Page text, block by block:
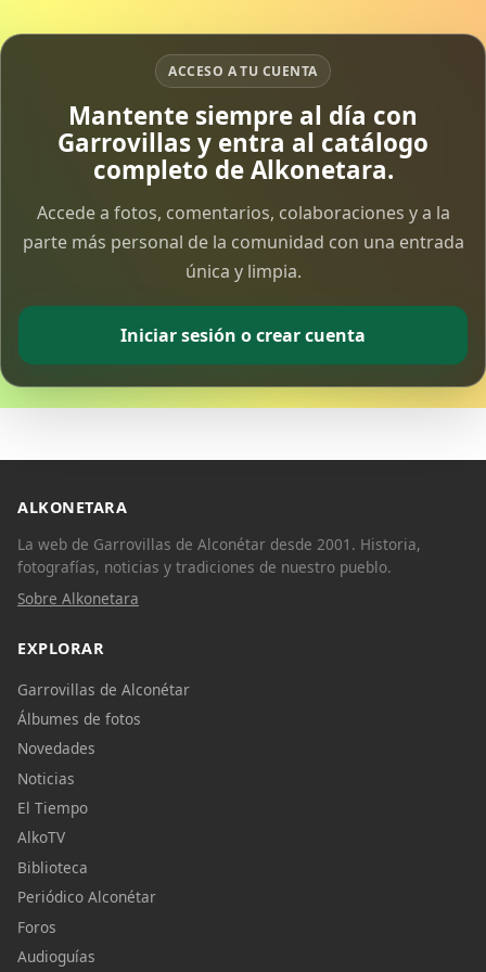
ACCESO A TU CUENTA
Mantente siempre al día con
Garrovillas y entra al catálogo
completo de Alkonetara.
Accede a fotos, comentarios, colaboraciones y a la
parte más personal de la comunidad con una entrada
única y limpia.
Iniciar sesión o crear cuenta
ALKONETARA
La web de Garrovillas de Alconétar desde 2001. Historia,
fotografías, noticias y tradiciones de nuestro pueblo.
Sobre Alkonetara
EXPLORAR
Garrovillas de Alconétar
Álbumes de fotos
Novedades
Noticias
El Tiempo
AlkoTV
Biblioteca
Periódico Alconétar
Foros
Audioguías